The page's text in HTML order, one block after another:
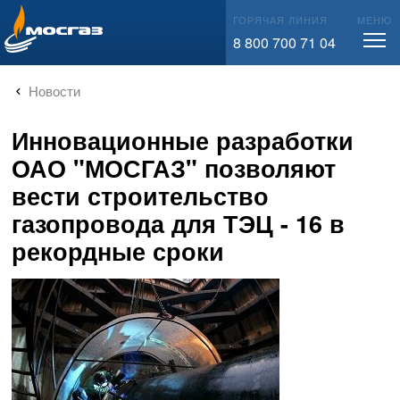
info@mos-gaz.ru ГОРЯЧАЯ ЛИНИЯ
8 800 700 71 04
МЕНЮ
Новости
Инновационные разработки
ОАО "МОСГАЗ" позволяют
вести строительство
газопровода для ТЭЦ - 16 в
рекордные сроки